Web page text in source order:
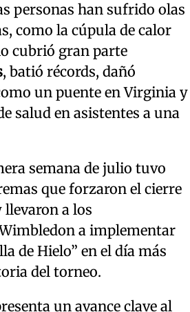
personas han sufrido olas
como la cúpula de calor
cubrió gran parte
, batió récords, dañó
un puente en Virginia y
salud en asistentes a una
semana de julio tuvo
que forzaron el cierre
llevaron a los
a implementar
de Hielo” en el día más
del torneo.
un avance clave al